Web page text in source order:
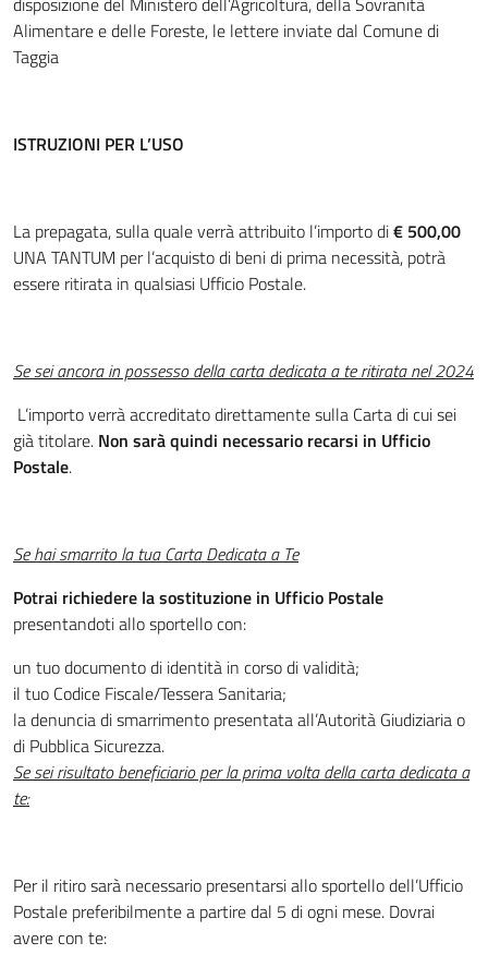
Alimentare e delle Foreste, le lettere inviate dal Comune di
Taggia
ISTRUZIONI PER L’USO
La prepagata, sulla quale verrà attribuito l’importo di€ 500,00
UNA TANTUM per l’acquisto di beni di prima necessità, potrà
essere ritirata in qualsiasi Ufficio Postale.
Se sei ancora in possesso della carta dedicata a te ritirata nel 2024
L’importo verrà accreditato direttamente sulla Carta di cui sei
già titolare. Non sarà quindi necessario recarsi in Ufficio
Postale.
Se hai smarrito la tua Carta Dedicata a Te
Potrai richiedere la sostituzione in Ufficio Postale
presentandoti allo sportello con:
un tuo documento di identità in corso di validità;
il tuo Codice Fiscale/Tessera Sanitaria;
la denuncia di smarrimento presentata all’Autorità Giudiziaria o
di Pubblica Sicurezza.
Se sei risultato beneficiario per la prima volta della carta dedicata a
te:
Per il ritiro sarà necessario presentarsi allo sportello dell’Ufficio
Postale preferibilmente a partire dal 5 di ogni mese. Dovrai
avere con te: